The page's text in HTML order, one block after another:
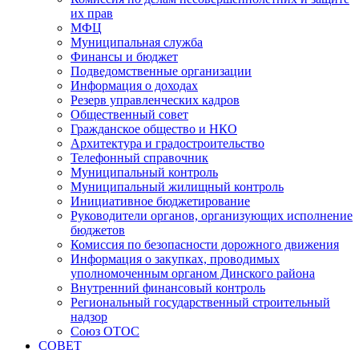
их прав
МФЦ
Муниципальная служба
Финансы и бюджет
Подведомственные организации
Информация о доходах
Резерв управленческих кадров
Общественный совет
Гражданское общество и НКО
Архитектура и градостроительство
Телефонный справочник
Муниципальный контроль
Муниципальный жилищный контроль
Инициативное бюджетирование
Руководители органов, организующих исполнение
бюджетов
Комиссия по безопасности дорожного движения
Информация о закупках, проводимых
уполномоченным органом Динского района
Внутренний финансовый контроль
Региональный государственный строительный
надзор
Союз ОТОС
СОВЕТ